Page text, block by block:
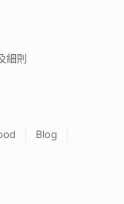
細則
Blog